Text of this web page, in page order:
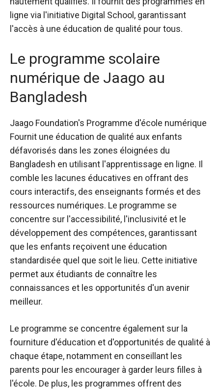
ligne via l'initiative Digital School, garantissant
l'accès à une éducation de qualité pour tous.
Le programme scolaire
numérique de Jaago au
Bangladesh
Jaago Foundation's Programme d'école numérique
Fournit une éducation de qualité aux enfants
défavorisés dans les zones éloignées du
Bangladesh en utilisant l'apprentissage en ligne. Il
comble les lacunes éducatives en offrant des
cours interactifs, des enseignants formés et des
ressources numériques. Le programme se
concentre sur l'accessibilité, l'inclusivité et le
développement des compétences, garantissant
que les enfants reçoivent une éducation
standardisée quel que soit le lieu. Cette initiative
permet aux étudiants de connaître les
connaissances et les opportunités d'un avenir
meilleur.
Le programme se concentre également sur la
fourniture d'éducation et d'opportunités de qualité à
chaque étape, notamment en conseillant les
parents pour les encourager à garder leurs filles à
l'école. De plus, les programmes offrent des